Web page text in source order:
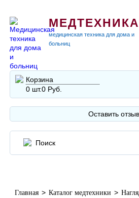
МЕДТЕХНИКА
медицинская техника для дома и
больниц
Корзина
0 шт.0 Руб.
Оставить отзыв
Главная > Каталог медтехники >